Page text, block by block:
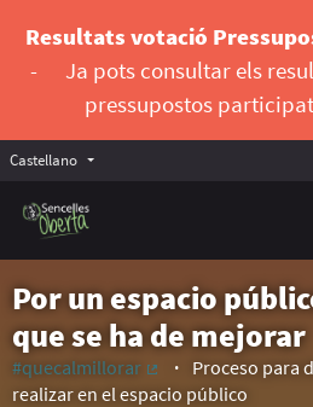
Resultats votació
-
Ja pots consultar els
pressupostos
Castellano Triar la llengua
Por un espacio
que se ha de mejorar
#quecalmillorar
(Enlace externo)
Proceso para
realizar en el espacio público